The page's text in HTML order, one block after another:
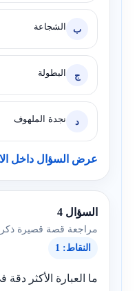
ب الشجاعة
ج البطولة
د نجدة الملهوف
عرض السؤال داخل
السؤال 4
مراجعة قصة قصيرة
النقاط: 1
ما العبارة الأكثر